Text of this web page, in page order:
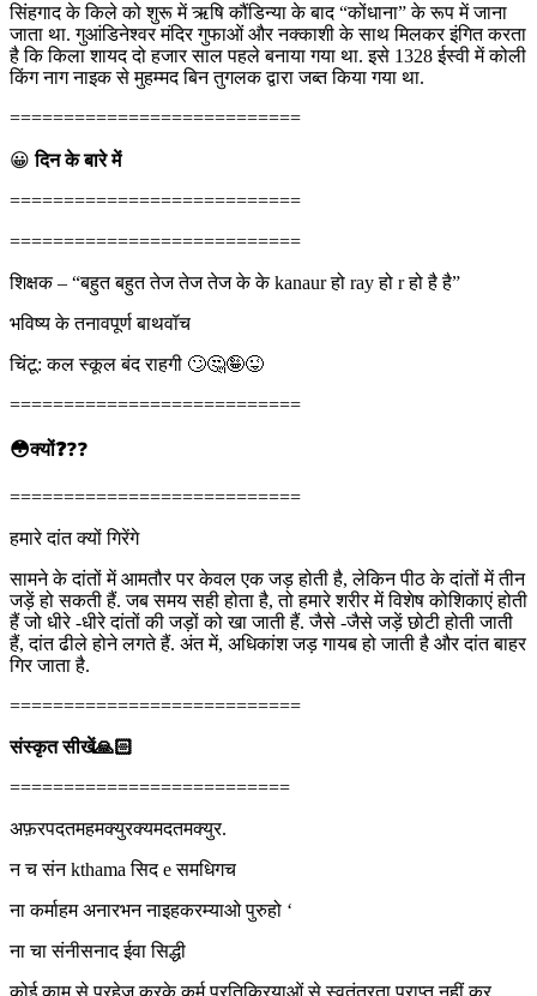
सिंहगाद के किले को शुरू में ऋषि कौंडिन्या के बाद “कोंधाना” के रूप में जाना
जाता था. गुआंडिनेश्वर मंदिर गुफाओं और नक्काशी के साथ मिलकर इंगित करता
है कि किला शायद दो हजार साल पहले बनाया गया था. इसे 1328 ईस्वी में कोली
किंग नाग नाइक से मुहम्मद बिन तुगलक द्वारा जब्त किया गया था.
===========================
😀दिन के बारे में
===========================
===========================
शिक्षक – “बहुत बहुत तेज तेज तेज के के kanaur हो ray हो r हो है है”
भविष्य के तनावपूर्ण बाथवॉच
चिंटू: कल स्कूल बंद राहगी 🙄🤔🤪😜
===========================
😳क्यों❓❓❓
===========================
हमारे दांत क्यों गिरेंगे
सामने के दांतों में आमतौर पर केवल एक जड़ होती है, लेकिन पीठ के दांतों में तीन
जड़ें हो सकती हैं. जब समय सही होता है, तो हमारे शरीर में विशेष कोशिकाएं होती
हैं जो धीरे -धीरे दांतों की जड़ों को खा जाती हैं. जैसे -जैसे जड़ें छोटी होती जाती
हैं, दांत ढीले होने लगते हैं. अंत में, अधिकांश जड़ गायब हो जाती है और दांत बाहर
गिर जाता है.
===========================
संस्कृत सीखें🙏🏻
==========================
अफ़रपदतमहमक्युरक्यमदतमक्युर.
न च संन kthama सिद e समधिगच
ना कर्माहम अनारभन नाइहकरम्याओ पुरुहो ‘
ना चा संनीसनाद ईवा सिद्धी
कोई काम से परहेज करके कर्म प्रतिक्रियाओं से स्वतंत्रता प्राप्त नहीं कर